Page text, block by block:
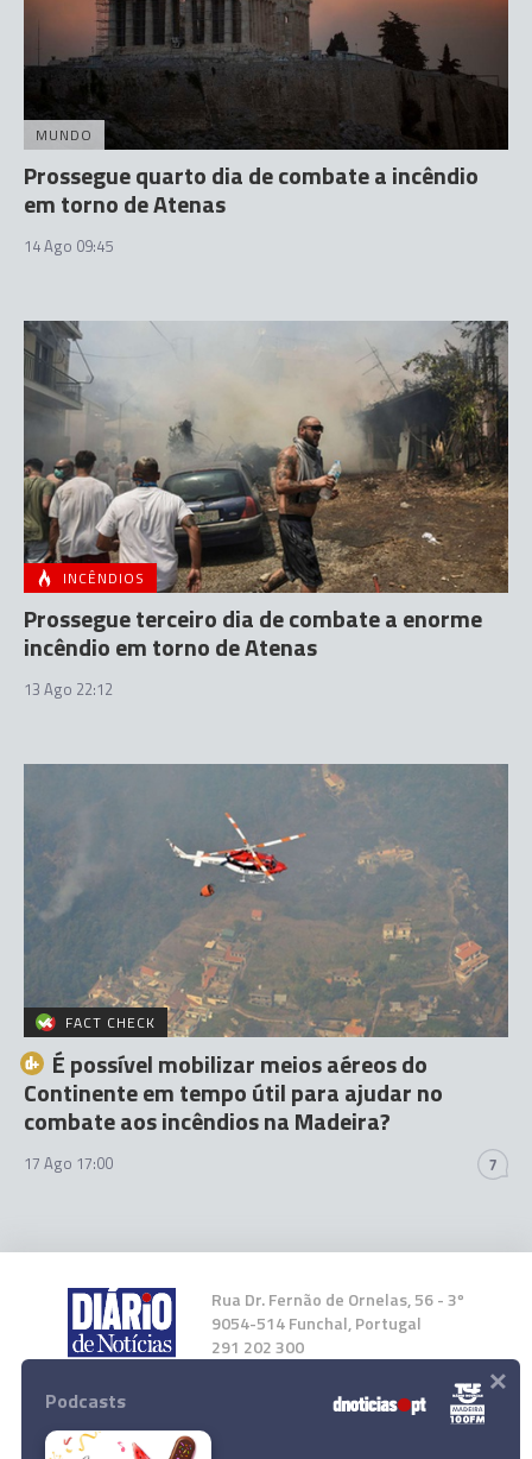
MUNDO
Prossegue quarto dia de combate a incêndio
em torno de Atenas
14 Ago 09:45
INCÊNDIOS
Prossegue terceiro dia de combate a enorme
incêndio em torno de Atenas
13 Ago 22:12
FACT CHECK
É possível mobilizar meios aéreos do
Continente em tempo útil para ajudar no
combate aos incêndios na Madeira?
17 Ago 17:00 7
Rua Dr. Fernão de Ornelas, 56 - 3º
9054-514 Funchal, Portugal
291 202 300
Instale a nossa App
Podcasts ×